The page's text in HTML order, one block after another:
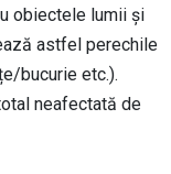
obiectele lumii și
astfel perechile
bucurie etc.).
neafectată de